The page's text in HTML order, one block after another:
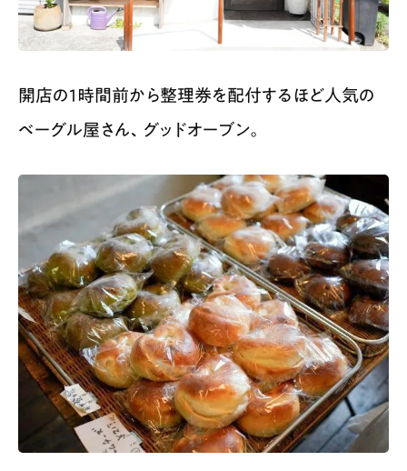
開店の1時間前から整理券を配付するほど人気の
ベーグル屋さん、グッドオーブン。